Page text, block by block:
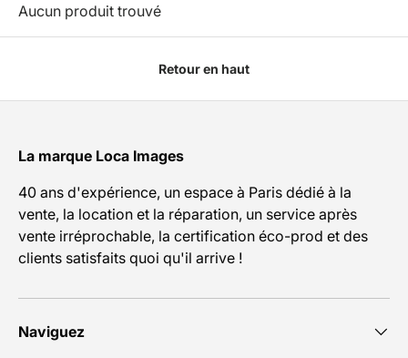
Aucun produit trouvé
Retour en haut
La marque Loca Images
40 ans d'expérience, un espace à Paris dédié à la
vente, la location et la réparation, un service après
vente irréprochable, la certification éco-prod et des
clients satisfaits quoi qu'il arrive !
Naviguez